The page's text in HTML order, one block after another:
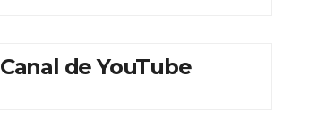
Canal de YouTube